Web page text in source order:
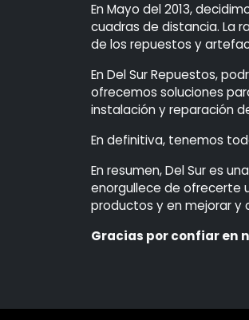
En Mayo del 2013,
cuadras de distancia. La
de los repuestos y
En Del Sur Repuestos,
ofrecemos soluciones
instalación y reparación
En definitiva, tenemos
En resumen, Del Sur es
enorgullece de ofrecerte
productos y en mejorar y
Gracias por confiar en